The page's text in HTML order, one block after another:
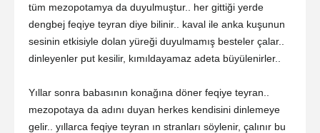
tüm mezopotamya da duyulmuştur.. her gittiği yerde
dengbej feqiye teyran diye bilinir.. kaval ile anka kuşunun
sesinin etkisiyle dolan yüreği duyulmamış besteler çalar..
dinleyenler put kesilir, kımıldayamaz adeta büyülenirler..
Yıllar sonra babasının konağına döner feqiye teyran..
mezopotaya da adını duyan herkes kendisini dinlemeye
gelir.. yıllarca feqiye teyran ın stranları söylenir, çalınır bu